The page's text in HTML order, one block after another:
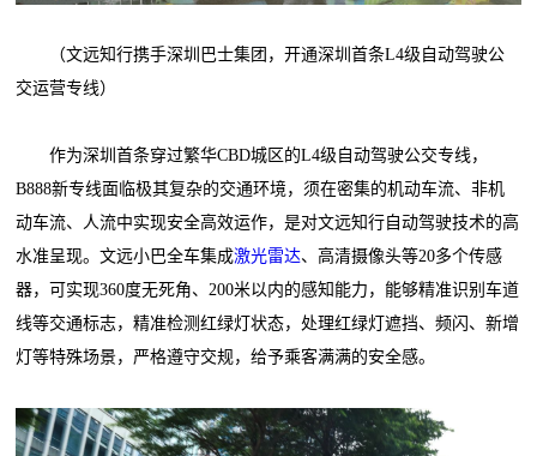
（文远知行携手深圳巴士集团，开通深圳首条L4级自动驾驶公
交运营专线）
作为深圳首条穿过繁华CBD城区的L4级自动驾驶公交专线，
B888新专线面临极其复杂的交通环境，须在密集的机动车流、非机
动车流、人流中实现安全高效运作，是对文远知行自动驾驶技术的高
水准呈现。文远小巴全车集成激光雷达、高清摄像头等20多个传感
器，可实现360度无死角、200米以内的感知能力，能够精准识别车道
线等交通标志，精准检测红绿灯状态，处理红绿灯遮挡、频闪、新增
灯等特殊场景，严格遵守交规，给予乘客满满的安全感。